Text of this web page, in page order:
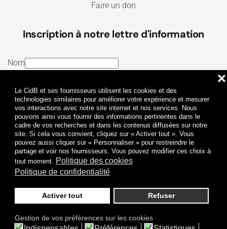
Le CidB et ses fournisseurs utilisent les cookies et des
technologies similaires pour améliorer votre expérience et mesurer
vos interactions avec notre site internet et nos services. Nous
pouvons ainsi vous fournir des informations pertinentes dans le
cadre de vos recherches et dans les contenus diffusées sur notre
site. Si cela vous convient, cliquez sur « Activer tout ». Vous
pouvez aussi cliquer sur « Personnaliser » pour restreindre le
partage et voir nos fournisseurs. Vous pouvez modifier ces choix à
tout moment. Politique des cookies
Politique de confidentialité
Activer tout Refuser
❌
Gestion de vos préférences sur les cookies
Faire un don
Inscription à notre lettre d'information
Nom
J’ai lu et j’accepte lesTermes et conditionset la
Politique de confidentialité
Je m'abonne
© 2009-2026 CidB. Tous droits réservés.